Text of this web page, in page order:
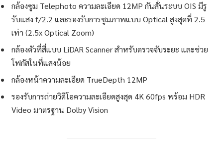
กล้องซูม Telephoto ความละเอียด 12MP กันสั่นระบบ OIS มีรู
รับแสง f/2.2 และรองรับการซูมภาพแบบ Optical สูงสุดที่ 2.5
เท่า (2.5x Optical Zoom)
กล้องตัวที่สี่แบบ LiDAR Scanner สำหรับตรวจจับระยะ และช่วย
โฟกัสในที่แสงน้อย
กล้องหน้าความละเอียด TrueDepth 12MP
รองรับการถ่ายวิดีโอความละเอียดสูงสุด 4K 60fps พร้อม HDR
Video มาตรฐาน Dolby Vision